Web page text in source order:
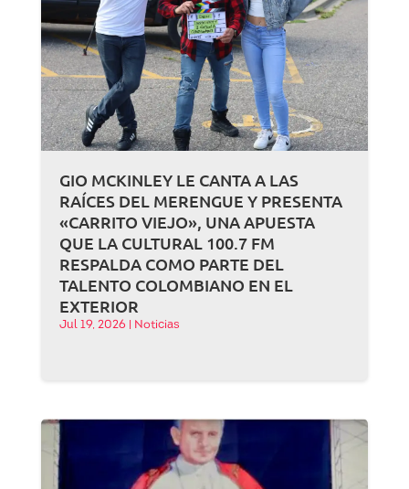
GIO MCKINLEY LE CANTA A LAS
RAÍCES DEL MERENGUE Y PRESENTA
«CARRITO VIEJO», UNA APUESTA
QUE LA CULTURAL 100.7 FM
RESPALDA COMO PARTE DEL
TALENTO COLOMBIANO EN EL
EXTERIOR
Jul 19, 2026 Noticias